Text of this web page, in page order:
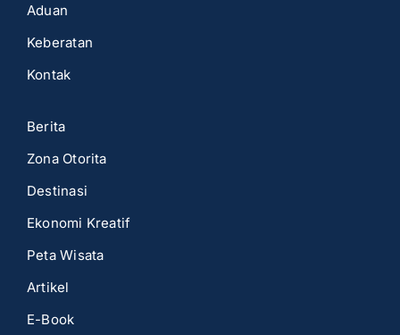
Aduan
Keberatan
Kontak
Berita
Zona Otorita
Destinasi
Ekonomi Kreatif
Peta Wisata
Artikel
E-Book